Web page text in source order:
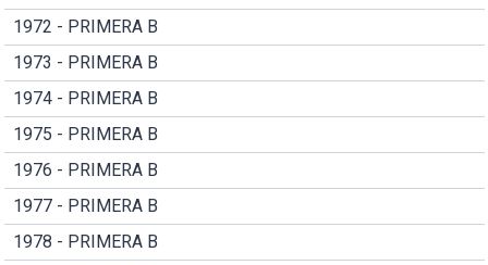
1972 - PRIMERA B
1973 - PRIMERA B
1974 - PRIMERA B
1975 - PRIMERA B
1976 - PRIMERA B
1977 - PRIMERA B
1978 - PRIMERA B